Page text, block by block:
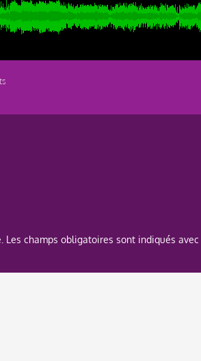
Les champs obligatoires sont indiqués avec